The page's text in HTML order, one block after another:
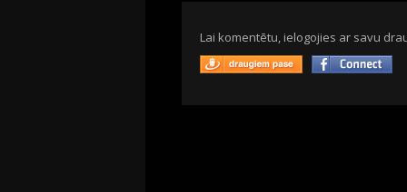
Lai komentētu, ielogojies ar savu